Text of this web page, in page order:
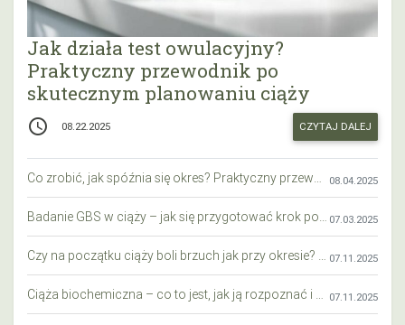
Jak działa test owulacyjny?
Praktyczny przewodnik po
skutecznym planowaniu ciąży
access_time 08.22.2025 CZYTAJ DALEJ
08.04.2025
07.03.2025
07.11.2025
07.11.2025